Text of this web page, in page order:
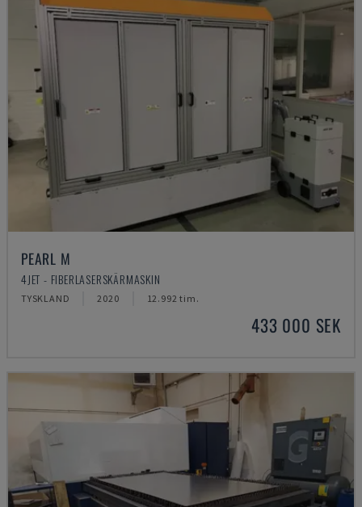
PEARL M
4JET - FIBERLASERSKÄRMASKIN
TYSKLAND 2020 12.992 tim.
433 000 SEK